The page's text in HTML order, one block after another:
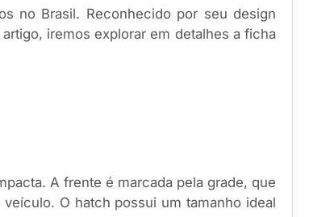
no Brasil. Reconhecido por seu design
iremos explorar em detalhes a ficha
A frente é marcada pela grade, que
O hatch possui um tamanho ideal